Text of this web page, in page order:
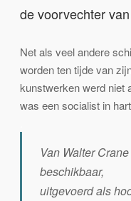
de voorvechter
Net als veel andere
worden ten tijde van
kunstwerken werd niet
was een socialist in
Van Walter
beschikbaar,
uitgevoerd als